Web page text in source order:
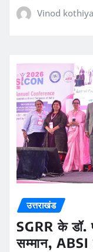
Vinod
उत्तराखंड
SGRR के डॉ.
सम्मान, ABSI